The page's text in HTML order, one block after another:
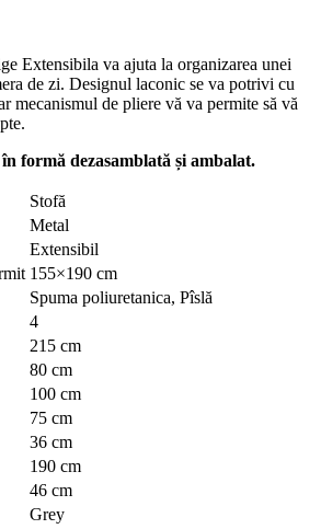
Extensibila va ajuta la organizarea unei
de zi. Designul laconic se va potrivi cu
mecanismul de pliere vă va permite să vă
formă dezasamblată și ambalat.
Stofă
Metal
Extensibil
155×190 cm
Spuma poliuretanica, Pîslă
4
215 cm
80 cm
100 cm
75 cm
36 cm
190 cm
46 cm
Grey